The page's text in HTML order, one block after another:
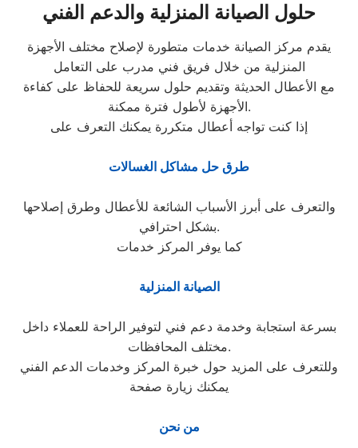
حلول الصيانة المنزلية والدعم الفني
يقدم مركز الصيانة خدمات متطورة لإصلاح مختلف الأجهزة
المنزلية من خلال فريق فني مدرب على التعامل
مع الأعطال الحديثة وتقديم حلول سريعة للحفاظ على كفاءة
الأجهزة لأطول فترة ممكنة.
إذا كنت تواجه أعطال متكررة يمكنك التعرف على
طرق حل مشاكل الغسالات
والتعرف على أبرز الأسباب الشائعة للأعطال وطرق إصلاحها
بشكل احترافي.
كما يوفر المركز خدمات
الصيانة المنزلية
بسرعة استجابة وخدمة دعم فني لتوفير الراحة للعملاء داخل
مختلف المحافظات.
وللتعرف على المزيد حول خبرة المركز وخدمات الدعم الفني
يمكنك زيارة صفحة
من نحن